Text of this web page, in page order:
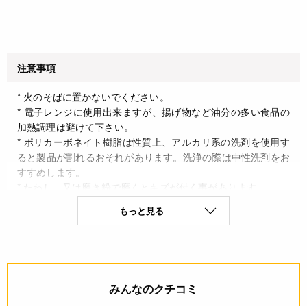
注意事項
* 火のそばに置かないでください。
* 電子レンジに使用出来ますが、揚げ物など油分の多い食品の
加熱調理は避けて下さい。
* ポリカーボネイト樹脂は性質上、アルカリ系の洗剤を使用す
ると製品が割れるおそれがあります。洗浄の際は中性洗剤をお
すすめします。
* たわし、又は磨き粉で磨くとキズが付く事があります。
◆商品の在庫・販売状況について◆
・当サイトに掲載されている商品は、ご購入可能な状態にあっ
もっと見る
みんなのクチコミ